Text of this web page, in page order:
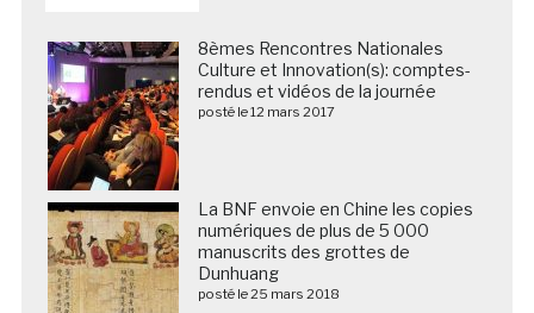
8èmes Rencontres Nationales
Culture et Innovation(s): comptes-
rendus et vidéos de la journée
posté le 12 mars 2017
La BNF envoie en Chine les copies
numériques de plus de 5 000
manuscrits des grottes de
Dunhuang
posté le 25 mars 2018